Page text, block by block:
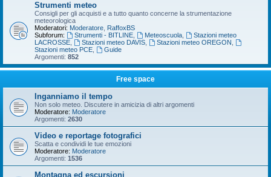
Strumenti meteo
Consigli per gli acquisti e a tutto quanto concerne la strumentazione
meteorologica
Moderatori: Moderatore RaffoxBS
Subforum:
Strumenti - BITLINE, Meteoscuola,
Stazioni meteo
LACROSSE
Stazioni meteo DAVIS, Stazioni meteo OREGON
Stazioni meteo PCE
Guide
Argomenti: 852
Free space
Inganniamo il tempo
Non solo meteo. Discutere in amicizia di altri argomenti
Moderatore: Moderatore
Argomenti: 2630
Video e reportage fotografici
Scatta e condividi le tue emozioni
Moderatore: Moderatore
Argomenti: 1536
Montagna ed escursioni